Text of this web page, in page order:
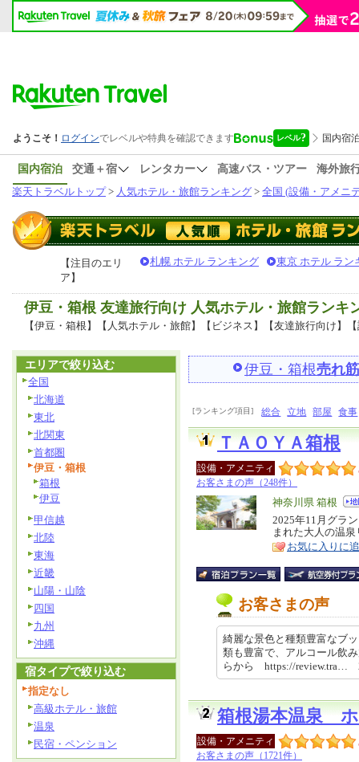
国内宿泊 交通＋宿 レンタカー 高速バス・ツアー
海外旅
楽天トラベルトップ> 人気ホテル・旅館ランキング > 全国 (設備・アメニ
【注目のエリ
ア】
札幌 ホテル ランキング 東京 ホテル ラン
伊豆・箱根 友達旅行向け 人気ホテル・旅館ランキ
【伊豆・箱根】【人気ホテル・旅館】【ビジネス】【友達旅行向け】
伊豆・箱根売れ筋
[ランキング項目] 総合 立地 部屋 食事
ＴＡＯＹＡ箱根
設備・アメニティ
お客さまの声（248件）
エ
リ
ア
神奈川県 箱根
特
徴
2025年11月グラ
まれた大人の温
お気に入りに
お客さまの声
綺麗な景色と種類豊富なブ
類も豊富で、アルコール飲
らから https://review.tra…
箱根湯本温泉
設備・アメニティ
お客さまの声（1721件）
エリアで絞り込む
全国
北海道
東北
北関東
首都圏
伊豆・箱根
箱根
伊豆
甲信越
北陸
東海
近畿
山陽・山陰
四国
九州
沖縄
宿タイプで絞り込む
指定なし
高級ホテル・旅館
温泉
民宿・ペンション